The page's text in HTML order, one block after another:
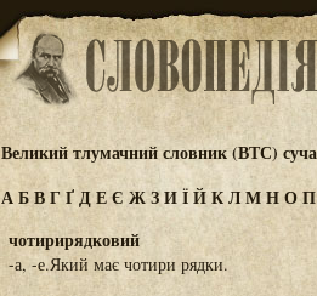
Великий тлумачний словник (ВТС)
АБВГҐДЕЄ ЖЗИЇЙКЛМНОП
чотирирядковий
-а, -е.Який має чотири рядки.